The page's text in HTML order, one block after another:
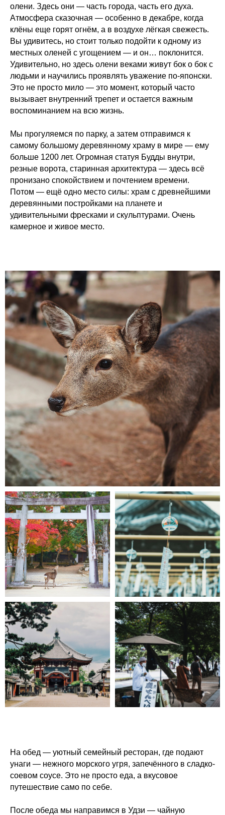
олени. Здесь они — часть города, часть его духа.
Атмосфера сказочная — особенно в декабре, когда
клёны еще горят огнём, а в воздухе лёгкая свежесть.
Вы удивитесь, но стоит только подойти к одному из
местных оленей с угощением — и он… поклонится.
Удивительно, но здесь олени веками живут бок о бок с
людьми и научились проявлять уважение по-японски.
Это не просто мило — это момент, который часто
вызывает внутренний трепет и остается важным
воспоминанием на всю жизнь.
Мы прогуляемся по парку, а затем отправимся к
самому большому деревянному храму в мире — ему
больше 1200 лет. Огромная статуя Будды внутри,
резные ворота, старинная архитектура — здесь всё
пронизано спокойствием и почтением времени.
Потом — ещё одно место силы: храм с древнейшими
деревянными постройками на планете и
удивительными фресками и скульптурами. Очень
камерное и живое место.
На обед — уютный семейный ресторан, где подают
унаги — нежного морского угря, запечённого в сладко-
соевом соусе. Это не просто еда, а вкусовое
путешествие само по себе.
После обеда мы направимся в Удзи — чайную